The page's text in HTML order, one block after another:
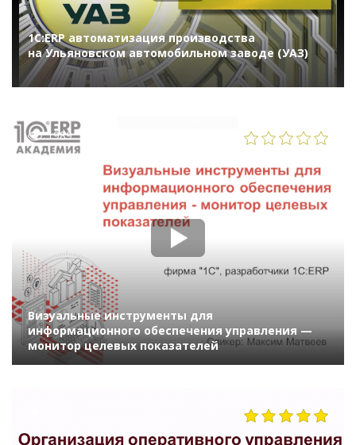
1С:ERP автоматизация производства
на Ульяновском автомобильном заводе (УАЗ)
1989
Визуальные инструменты для
информационного обеспечения управления —
монитор целевых показателей